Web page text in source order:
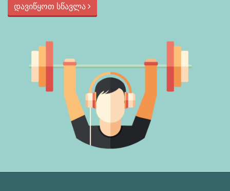
დავიწყოთ სწავლა